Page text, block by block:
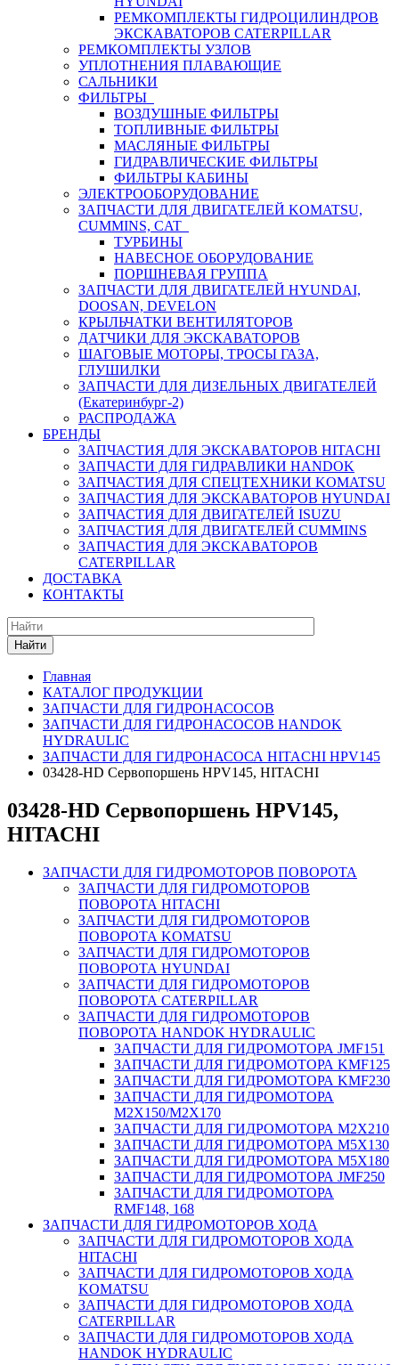
РЕМКОМПЛЕКТЫ ГИДРОЦИЛИНДРОВ
ЭКСКАВАТОРОВ CATERPILLAR
РЕМКОМПЛЕКТЫ УЗЛОВ
УПЛОТНЕНИЯ ПЛАВАЮЩИЕ
САЛЬНИКИ
ФИЛЬТРЫ
ВОЗДУШНЫЕ ФИЛЬТРЫ
ТОПЛИВНЫЕ ФИЛЬТРЫ
МАСЛЯНЫЕ ФИЛЬТРЫ
ГИДРАВЛИЧЕСКИЕ ФИЛЬТРЫ
ФИЛЬТРЫ КАБИНЫ
ЭЛЕКТРООБОРУДОВАНИЕ
ЗАПЧАСТИ ДЛЯ ДВИГАТЕЛЕЙ KOMATSU,
CUMMINS, CAT
ТУРБИНЫ
НАВЕСНОЕ ОБОРУДОВАНИЕ
ПОРШНЕВАЯ ГРУППА
ЗАПЧАСТИ ДЛЯ ДВИГАТЕЛЕЙ HYUNDAI,
DOOSAN, DEVELON
КРЫЛЬЧАТКИ ВЕНТИЛЯТОРОВ
ДАТЧИКИ ДЛЯ ЭКСКАВАТОРОВ
ШАГОВЫЕ МОТОРЫ, ТРОСЫ ГАЗА,
ГЛУШИЛКИ
ЗАПЧАСТИ ДЛЯ ДИЗЕЛЬНЫХ ДВИГАТЕЛЕЙ
(Екатеринбург-2)
РАСПРОДАЖА
БРЕНДЫ
ЗАПЧАСТИЯ ДЛЯ ЭКСКАВАТОРОВ HITACHI
ЗАПЧАСТИ ДЛЯ ГИДРАВЛИКИ HANDOK
ЗАПЧАСТИЯ ДЛЯ СПЕЦТЕХНИКИ KOMATSU
ЗАПЧАСТИЯ ДЛЯ ЭКСКАВАТОРОВ HYUNDAI
ЗАПЧАСТИЯ ДЛЯ ДВИГАТЕЛЕЙ ISUZU
ЗАПЧАСТИЯ ДЛЯ ДВИГАТЕЛЕЙ CUMMINS
ЗАПЧАСТИЯ ДЛЯ ЭКСКАВАТОРОВ
CATERPILLAR
ДОСТАВКА
КОНТАКТЫ
Найти
Главная
КАТАЛОГ ПРОДУКЦИИ
ЗАПЧАСТИ ДЛЯ ГИДРОНАСОСОВ
ЗАПЧАСТИ ДЛЯ ГИДРОНАСОСОВ HANDOK
HYDRAULIC
ЗАПЧАСТИ ДЛЯ ГИДРОНАСОСА HITACHI HPV145
03428-HD Сервопоршень HPV145, HITACHI
03428-HD Сервопоршень HPV145,
HITACHI
ЗАПЧАСТИ ДЛЯ ГИДРОМОТОРОВ ПОВОРОТА
ЗАПЧАСТИ ДЛЯ ГИДРОМОТОРОВ
ПОВОРОТА HITACHI
ЗАПЧАСТИ ДЛЯ ГИДРОМОТОРОВ
ПОВОРОТА KOMATSU
ЗАПЧАСТИ ДЛЯ ГИДРОМОТОРОВ
ПОВОРОТА HYUNDAI
ЗАПЧАСТИ ДЛЯ ГИДРОМОТОРОВ
ПОВОРОТА CATERPILLAR
ЗАПЧАСТИ ДЛЯ ГИДРОМОТОРОВ
ПОВОРОТА HANDOK HYDRAULIC
ЗАПЧАСТИ ДЛЯ ГИДРОМОТОРА JMF151
ЗАПЧАСТИ ДЛЯ ГИДРОМОТОРА KMF125
ЗАПЧАСТИ ДЛЯ ГИДРОМОТОРА KMF230
ЗАПЧАСТИ ДЛЯ ГИДРОМОТОРА
M2X150/M2X170
ЗАПЧАСТИ ДЛЯ ГИДРОМОТОРА M2X210
ЗАПЧАСТИ ДЛЯ ГИДРОМОТОРА M5X130
ЗАПЧАСТИ ДЛЯ ГИДРОМОТОРА M5X180
ЗАПЧАСТИ ДЛЯ ГИДРОМОТОРА JMF250
ЗАПЧАСТИ ДЛЯ ГИДРОМОТОРА
RMF148, 168
ЗАПЧАСТИ ДЛЯ ГИДРОМОТОРОВ ХОДА
ЗАПЧАСТИ ДЛЯ ГИДРОМОТОРОВ ХОДА
HITACHI
ЗАПЧАСТИ ДЛЯ ГИДРОМОТОРОВ ХОДА
KOMATSU
ЗАПЧАСТИ ДЛЯ ГИДРОМОТОРОВ ХОДА
CATERPILLAR
ЗАПЧАСТИ ДЛЯ ГИДРОМОТОРОВ ХОДА
HANDOK HYDRAULIC